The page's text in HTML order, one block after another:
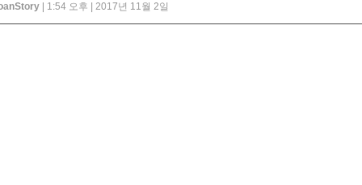
| 1:54 오후 | 2017년 11월 2일